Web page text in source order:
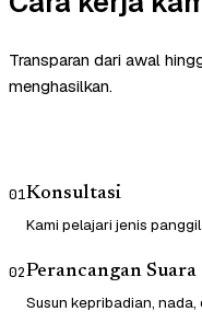
Transparan dari awal
menghasilkan.
01Konsultasi
Kami pelajari jenis
02Perancangan Suara
Susun kepribadian,